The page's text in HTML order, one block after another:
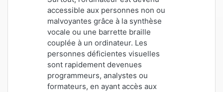
accessible aux personnes non ou
malvoyantes grâce à la synthèse
vocale ou une barrette braille
couplée à un ordinateur. Les
personnes déficientes visuelles
sont rapidement devenues
programmeurs, analystes ou
formateurs, en ayant accès aux